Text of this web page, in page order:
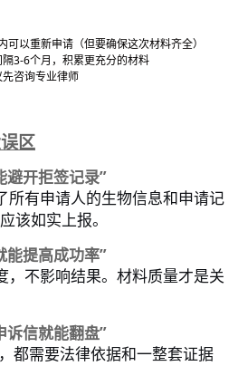
可以重新申请（但要确保这次材料齐全）
隔3-6个月，积累更充分的材料
咨询专业律师
区
避开拒签记录”
所有申请人的生物信息和申请记
该如实上报。
能提高成功率”
，不影响结果。材料质量才是关
诉信就能翻盘”
都需要法律依据和一整套证据